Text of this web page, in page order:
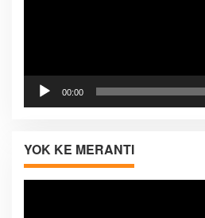
00:00
YOK KE MERANTI
Pemutar